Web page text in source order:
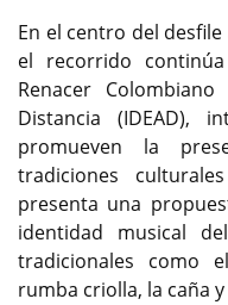
En el centro del
el recorrido
Renacer
Distancia (IDEAD),
promueven la
tradiciones
presenta una
identidad musical
tradicionales como
rumba criolla, la caña